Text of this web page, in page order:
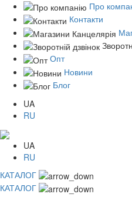
Про
Контакти
Опт
Новини
Блог
UA
RU
UA
RU
КАТАЛОГ
КАТАЛОГ